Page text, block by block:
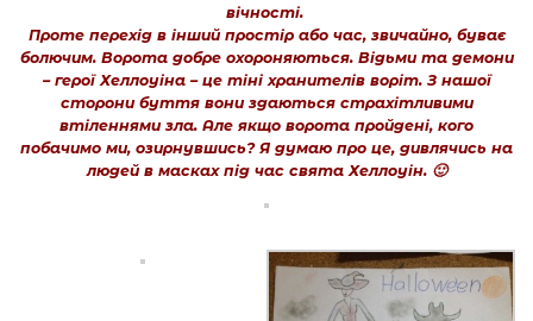
вічності.
Проте перехід в інший простір або час, звичайно, буває
болючим. Ворота добре охороняються. Відьми та демони
– герої Хеллоуіна – це тіні хранителів воріт. З нашої
сторони буття вони здаються страхітливими
втіленнями зла. Але якщо ворота пройдені, кого
побачимо ми, озирнувшись? Я думаю про це, дивлячись на
людей в масках під час свята Хеллоуін. 🙂